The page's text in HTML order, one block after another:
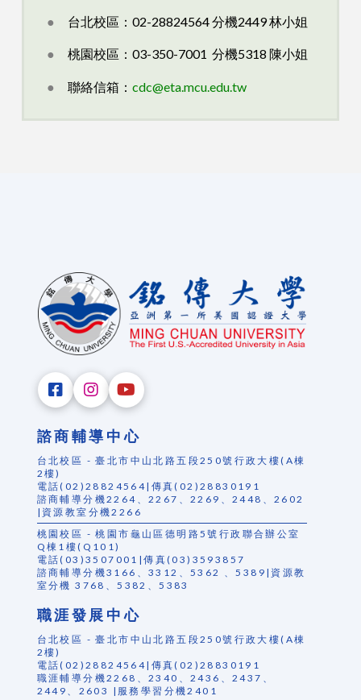
● 台北校區：02-28824564 分機2449 林小姐
● 桃園校區：03-350-7001 分機5318 陳小姐
● 聯絡信箱： cdc@eta.mcu.edu.tw
諮商輔導中心
台北校區 - 臺北市中山北路五段250號行政大樓(A棟
2樓)
電話(02)28824564|傳真(02)28830191
諮商輔導分機2264、2267、2269、2448、2602
|資源教室分機2266
桃園校區 - 桃園市龜山區德明路5號行政聯合辦公室
Q棟1樓(Q101)
電話(03)3507001|傳真(03)3593857
諮商輔導分機3166、3312、5362 、5389|資源教
室分機 3768、5382、5383
職涯發展中心
台北校區 - 臺北市中山北路五段250號行政大樓(A棟
2樓)
電話(02)28824564|傳真(02)28830191
職涯輔導分機2268、2340、2436、2437、
2449、2603 |服務學習分機2401